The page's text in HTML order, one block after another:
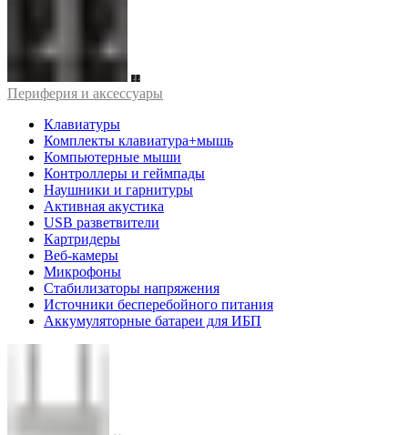
Периферия и аксессуары
Клавиатуры
Комплекты клавиатура+мышь
Компьютерные мыши
Контроллеры и геймпады
Наушники и гарнитуры
Активная акустика
USB разветвители
Картридеры
Веб-камеры
Микрофоны
Стабилизаторы напряжения
Источники бесперебойного питания
Аккумуляторные батареи для ИБП